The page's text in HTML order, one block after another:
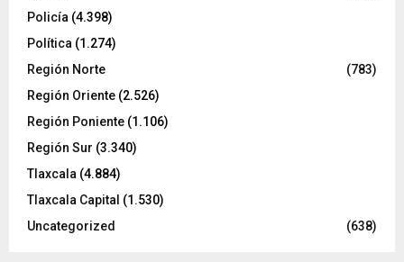
Policía (4.398)
Política (1.274)
Región Norte
(783)
Región Oriente (2.526)
Región Poniente (1.106)
Región Sur (3.340)
Tlaxcala (4.884)
Tlaxcala Capital (1.530)
Uncategorized
(638)